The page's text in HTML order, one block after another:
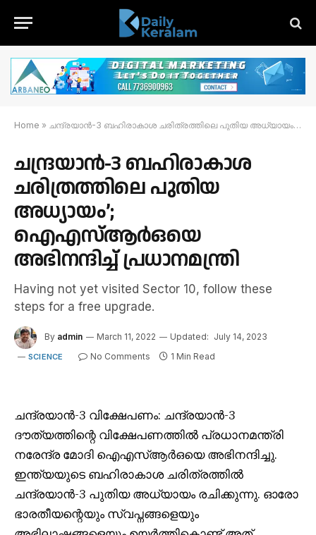
Home » ചന്ദ്രയാന്‍-3 ബഹിരാകാശ ചരിത്രത്തിലെ പുതിയ അധ്യായം’; ഐഎസ്ആര്‍ഒയെ അഭിനന്ദിച്ച് പ്രധാനമന്ത്രി
ചന്ദ്രയാന്‍-3 ബഹിരാകാശ
ചരിത്രത്തിലെ പുതിയ
അധ്യായം’;
ഐഎസ്ആര്‍ഒയെ
അഭിനന്ദിച്ച് പ്രധാനമന്ത്രി
Having not yet visited Sector 10, follow these
steps for a free upgrade.
By admin March 11, 2022 Updated: July 14, 2023
SCIENCE No Comments 1 Min Read
ചന്ദ്രയാൻ-3 വിക്ഷേപണം: ചന്ദ്രയാൻ-3
ദൗത്യത്തിന്റെ വിക്ഷേപണത്തിൽ പ്രധാനമന്ത്രി
നരേന്ദ്ര മോദി ഐഎസ്ആർഒയെ അഭിനന്ദിച്ചു.
ഇന്ത്യയുടെ ബഹിരാകാശ ചരിത്രത്തിൽ
ചന്ദ്രയാൻ-3 പുതിയ അധ്യായം രചിക്കുന്നു. ഓരോ
ഭാരതീയന്റെയും സ്വപ്നങ്ങളെയും